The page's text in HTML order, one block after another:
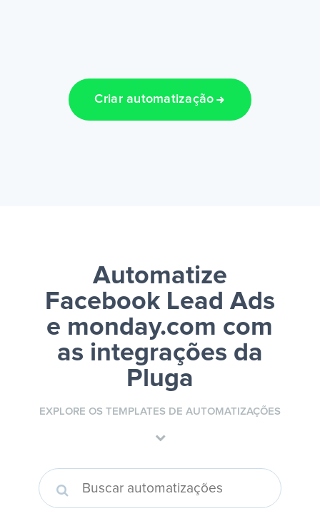
Criar automatização
Automatize
Facebook Lead Ads
e monday.com com
as integrações da
Pluga
EXPLORE OS TEMPLATES DE AUTOMATIZAÇÕES